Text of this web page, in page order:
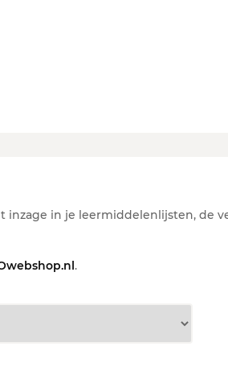
in je leermiddelenlijsten, de
.